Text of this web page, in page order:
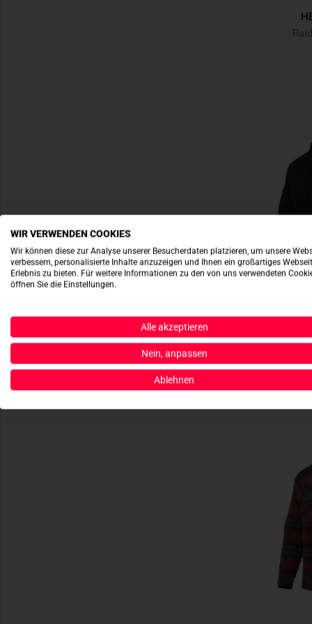
WIR VERWENDEN COOKIES
Wir können diese zur Analyse unserer Besucherdaten platzieren, um unsere
verbessern, personalisierte Inhalte anzuzeigen und Ihnen ein großartiges
Erlebnis zu bieten. Für weitere Informationen zu den von uns verwendeten
öffnen Sie die Einstellungen.
Alle akzeptieren
Nein, anpassen
Ablehnen